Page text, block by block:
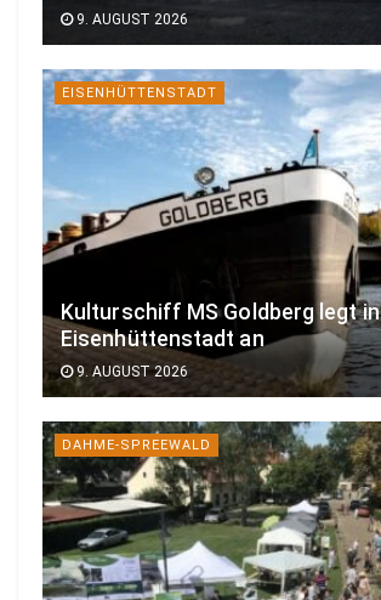
9. AUGUST 2026
EISENHÜTTENSTADT
Kulturschiff MS Goldberg legt in
Eisenhüttenstadt an
9. AUGUST 2026
DAHME-SPREEWALD